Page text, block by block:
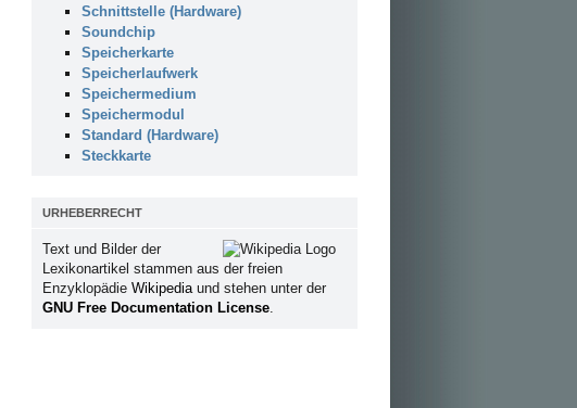
Schnittstelle (Hardware)
Soundchip
Speicherkarte
Speicherlaufwerk
Speichermedium
Speichermodul
Standard (Hardware)
Steckkarte
URHEBERRECHT
Text und Bilder der
Lexikonartikel stammen aus der freien
Enzyklopädie Wikipediaund stehen unter der
GNU Free Documentation License.